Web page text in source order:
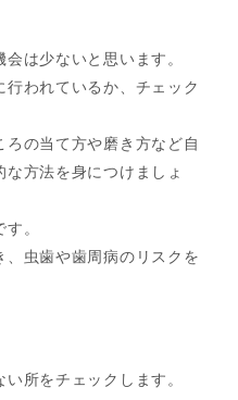
は少ないと思います。
行われているか、チェック
の当て方や磨き方など自
方法を身につけましょ
。
、虫歯や歯周病のリスクを
所をチェックします。